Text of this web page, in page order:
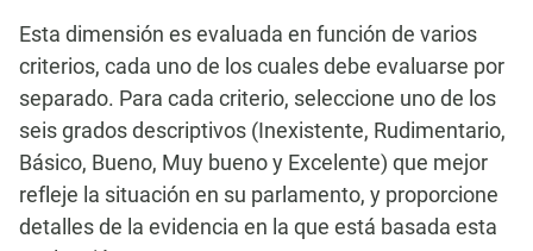
Esta dimensión es evaluada en función de varios
criterios, cada uno de los cuales debe evaluarse por
separado. Para cada criterio, seleccione uno de los
seis grados descriptivos (Inexistente, Rudimentario,
Básico, Bueno, Muy bueno y Excelente) que mejor
refleje la situación en su parlamento, y proporcione
detalles de la evidencia en la que está basada esta